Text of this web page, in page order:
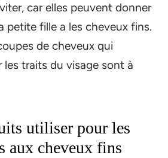
car elles peuvent donner
petite fille a les cheveux fins.
de cheveux qui
traits du visage sont à
utiliser pour les
aux cheveux fins